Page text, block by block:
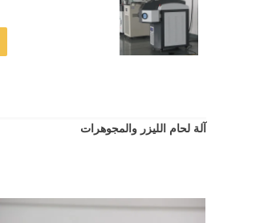
آلة لحام الليزر والمجوهرات